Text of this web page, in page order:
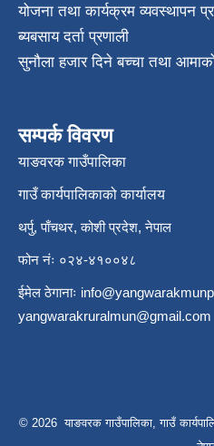
योजना तथा कार्यक्रम व्यवस्थापन
ब्यबसाय दर्ता प्रणाली
सुनौला हजार दिने बच्चा तथा
सम्पर्क विवरण
याङवरक गाउँपालिका
गाउँ कार्यपालिकाको कार्यालय
थर्पु, पाँचथर, कोशी प्रदेश, नेपाल
फोन नंः ०२४-४१००४८
ईमेल ठेगानाः
yangwarakruralmun@gmail.com
© 2026 याङवरक गाउँपालिका, गाउँ